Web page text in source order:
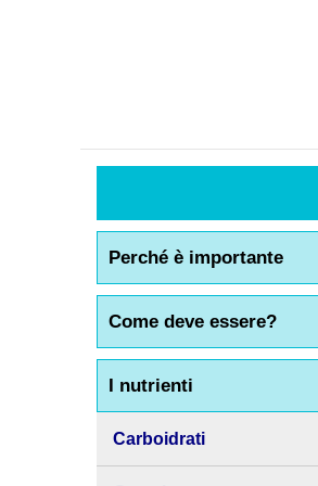
Perché è importante
Come deve essere?
I nutrienti
Carboidrati